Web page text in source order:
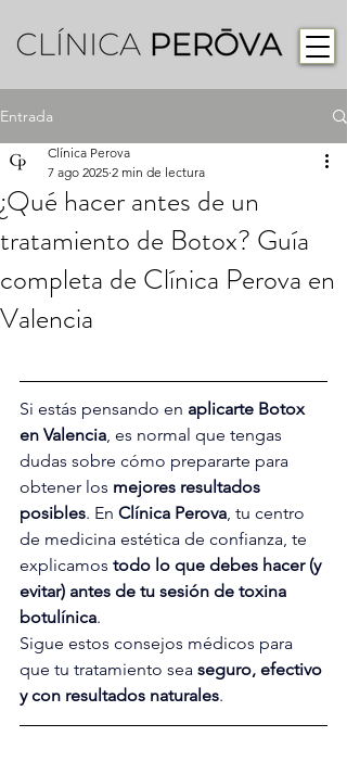
Entrada
¿Qué hacer antes de un
tratamiento de Botox? Guía
completa de Clínica Perova en
Valencia
Clínica Perova
7 ago 2025 2 min de lectura
Si estás pensando en aplicarte Botox
en Valencia, es normal que tengas
dudas sobre cómo prepararte para
obtener los mejores resultados
posibles. En Clínica Perova, tu centro
de medicina estética de confianza, te
explicamos todo lo que debes hacer (y
evitar) antes de tu sesión de toxina
botulínica.
Sigue estos consejos médicos para
que tu tratamiento sea seguro, efectivo
y con resultados naturales.